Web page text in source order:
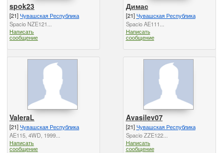
spok23
[21]Чувашская Республика
Spacio NZE121...
Написать
сообщение
Димас
[21]Чувашская Республика
Spacio AE111...
Написать
сообщение
ValeraL
[21]Чувашская Республика
AE115, 4WD, 1999...
Написать
сообщение
Avasilev07
[21]Чувашская Республика
Spacio ZZE122...
Написать
сообщение